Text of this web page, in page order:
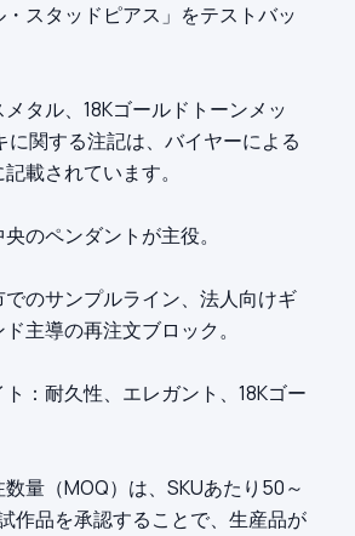
スタッドピアス」をテストバッ
タル、18Kゴールドトーンメッ
に関する注記は、バイヤーによる
載されています。
のペンダントが主役。
のサンプルライン、法人向けギ
主導の再注文ブロック。
：耐久性、エレガント、18Kゴー
量（MOQ）は、SKUあたり50～
作品を承認することで、生産品が